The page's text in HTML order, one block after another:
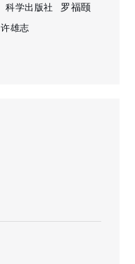
科学出版社 罗福颐
许雄志